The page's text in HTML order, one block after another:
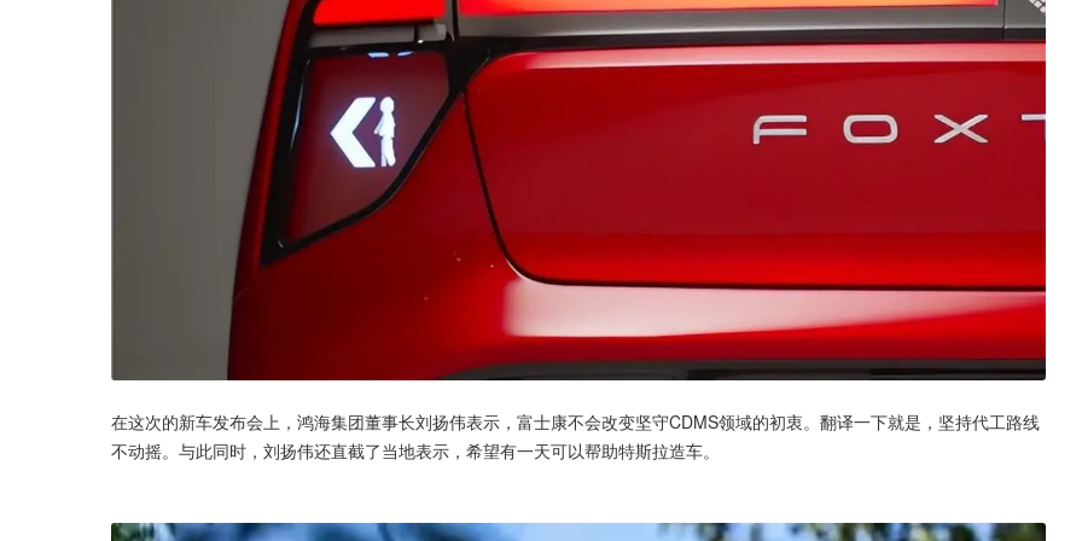
在这次的新车发布会上，鸿海集团董事长刘扬伟表示，富士康不会改变坚守CDMS领域的初衷。翻译一下就是，坚持代工路线
不动摇。与此同时，刘扬伟还直截了当地表示，希望有一天可以帮助特斯拉造车。